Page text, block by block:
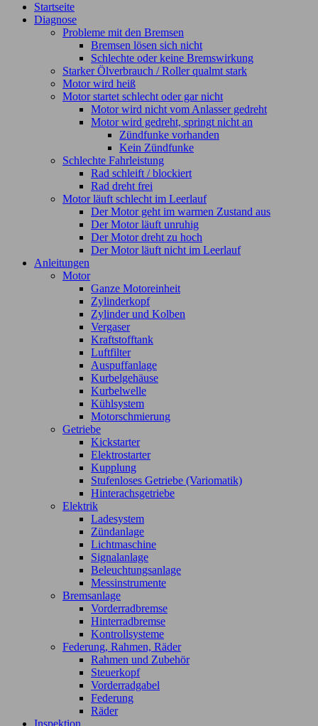
Startseite
Diagnose
Probleme mit den Bremsen
Bremsen lösen sich nicht
Schlechte oder keine Bremswirkung
Starker Ölverbrauch / Roller qualmt stark
Motor wird heiß
Motor startet schlecht oder gar nicht
Motor wird nicht vom Anlasser gedreht
Motor wird gedreht, springt nicht an
Zündfunke vorhanden
Kein Zündfunke
Schlechte Fahrleistung
Rad schleift / blockiert
Rad dreht frei
Motor läuft schlecht im Leerlauf
Der Motor geht im warmen Zustand aus
Der Motor läuft unruhig
Der Motor dreht zu hoch
Der Motor läuft nicht im Leerlauf
Anleitungen
Motor
Ganze Motoreinheit
Zylinderkopf
Zylinder und Kolben
Vergaser
Kraftstofftank
Luftfilter
Auspuffanlage
Kurbelgehäuse
Kurbelwelle
Kühlsystem
Motorschmierung
Getriebe
Kickstarter
Elektrostarter
Kupplung
Stufenloses Getriebe (Variomatik)
Hinterachsgetriebe
Elektrik
Ladesystem
Zündanlage
Lichtmaschine
Signalanlage
Beleuchtungsanlage
Messinstrumente
Bremsanlage
Vorderradbremse
Hinterradbremse
Kontrollsysteme
Federung, Rahmen, Räder
Rahmen und Zubehör
Steuerkopf
Vorderradgabel
Federung
Räder
Inspektion